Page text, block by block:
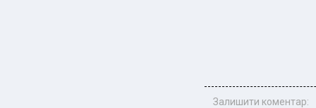
Залишити коментар: